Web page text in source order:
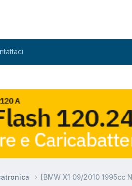
[BMW X1 09/2010